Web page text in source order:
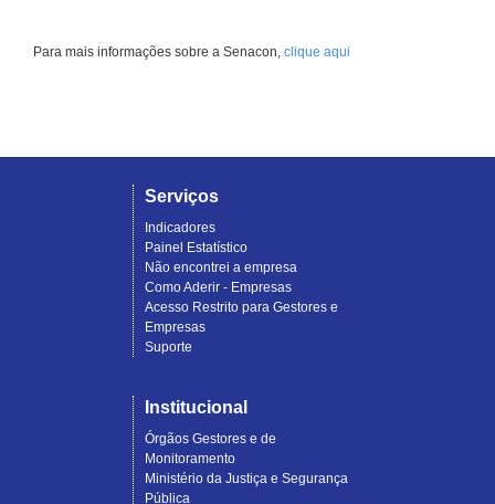
Para mais informações sobre a Senacon, clique aqui
Serviços
Indicadores
Painel Estatístico
Não encontrei a empresa
Como Aderir - Empresas
Acesso Restrito para Gestores e
Empresas
Suporte
Institucional
Órgãos Gestores e de
Monitoramento
Ministério da Justiça e Segurança
Pública